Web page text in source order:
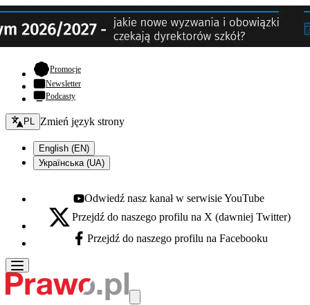
Promocje- otwiera się w nowej karcie
Newsletter
Podcasty
Zmień język - bieżący:
PL Zmień język strony
English (EN)
Українська (UA)
Youtube - otwiera się w nowej karcie
Odwiedź nasz kanał w serwisie YouTube
X - otwiera się w nowej karcie
Przejdź do naszego profilu na X (dawniej Twitter)
Facebook - otwiera się w nowej karcie
Przejdź do naszego profilu na Facebooku